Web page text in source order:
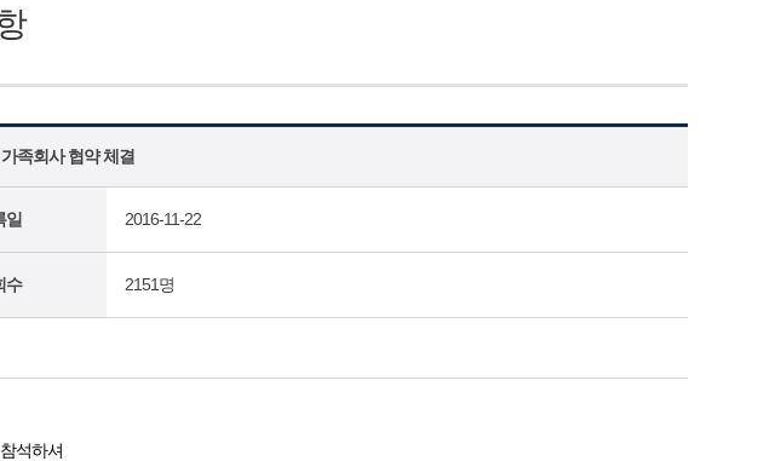
족회사 협약 체결
일 2016-11-22
수 2151명
석하셔